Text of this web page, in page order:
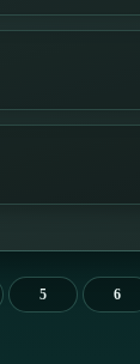
5 6